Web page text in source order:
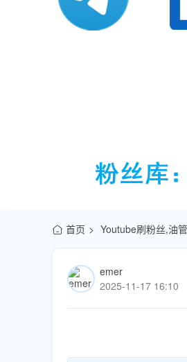
首页 Youtube刷粉丝,油
emer
2025-11-17 16:10